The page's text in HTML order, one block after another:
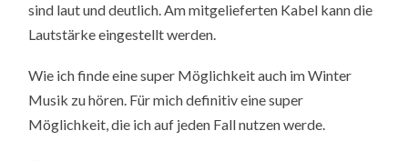
sind laut und deutlich. Am mitgelieferten Kabel kann die
Lautstärke eingestellt werden.
Wie ich finde eine super Möglichkeit auch im Winter
Musik zu hören. Für mich definitiv eine super
Möglichkeit, die ich auf jeden Fall nutzen werde.